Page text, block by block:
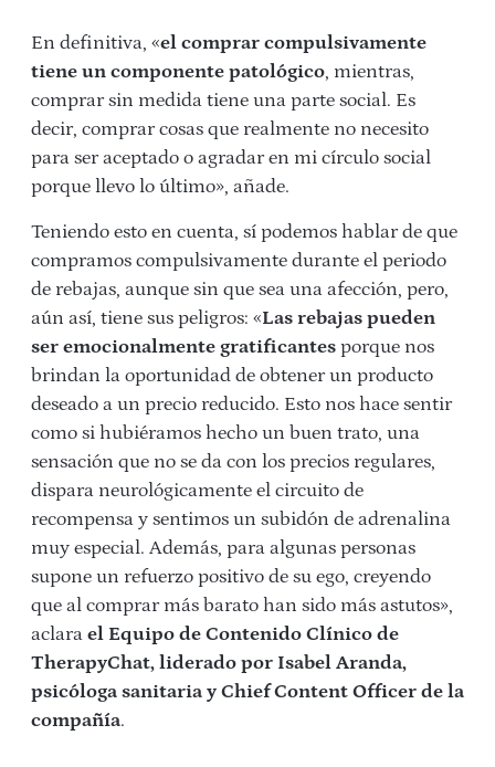
En definitiva, «el comprar compulsivamente
tiene un componente patológico, mientras,
comprar sin medida tiene una parte social. Es
decir, comprar cosas que realmente no necesito
para ser aceptado o agradar en mi círculo social
porque llevo lo último», añade.
Teniendo esto en cuenta, sí podemos hablar de que
compramos compulsivamente durante el periodo
de rebajas, aunque sin que sea una afección, pero,
aún así, tiene sus peligros: «Las rebajas pueden
ser emocionalmente gratificantes porque nos
brindan la oportunidad de obtener un producto
deseado a un precio reducido. Esto nos hace sentir
como si hubiéramos hecho un buen trato, una
sensación que no se da con los precios regulares,
dispara neurológicamente el circuito de
recompensa y sentimos un subidón de adrenalina
muy especial. Además, para algunas personas
supone un refuerzo positivo de su ego, creyendo
que al comprar más barato han sido más astutos»,
aclara el Equipo de Contenido Clínico de
TherapyChat, liderado por Isabel Aranda,
psicóloga sanitaria y Chief Content Officer de la
compañía.